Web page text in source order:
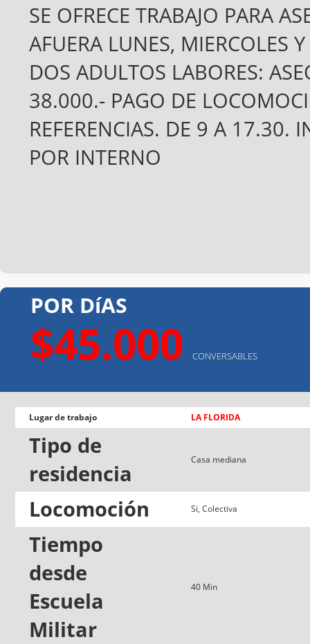
SE OFRECE TRABAJO PARA
AFUERA LUNES, MIERCOLES
DOS ADULTOS LABORES:
38.000.- PAGO DE
REFERENCIAS. DE 9 A 17.30.
POR INTERNO
POR DíAS
$45.000 CONVERSABLES
Lugar de trabajo LA FLORIDA
Tipo de
residencia
Casa mediana
Locomoción Si, Colectiva
Tiempo
desde
Escuela
Militar
40 Min